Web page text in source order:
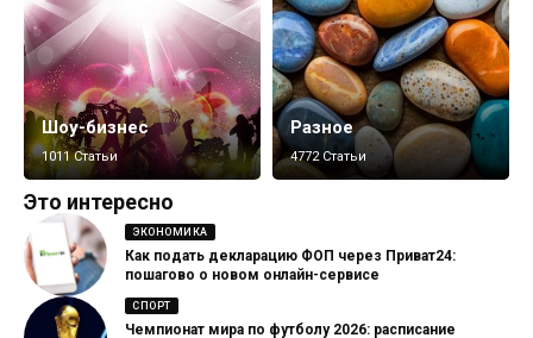
Шоу-бизнес
1011 Статьи
Разное
4772 Статьи
Это интересно
ЭКОНОМИКА
Как подать декларацию ФОП через Приват24:
пошагово о новом онлайн-сервисе
СПОРТ
Чемпионат мира по футболу 2026: расписание